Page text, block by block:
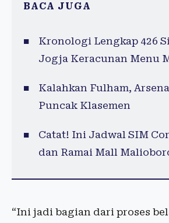
BACA JUGA
Kronologi Lengkap 426
Jogja Keracunan Menu
Kalahkan Fulham,
Puncak Klasemen
Catat! Ini Jadwal SIM
dan Ramai Mall
“Ini jadi bagian dari proses